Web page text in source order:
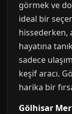
görmek ve
ideal bir
hissederken,
hayatına
sadece
keşif aracı.
harika bir
Gölhisar